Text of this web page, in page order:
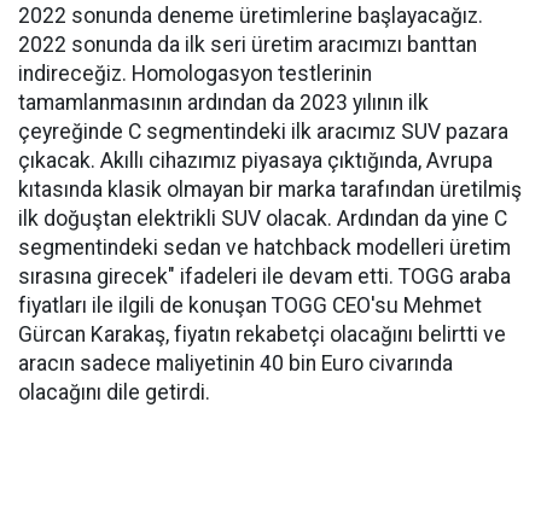
2022 sonunda deneme üretimlerine başlayacağız.
2022 sonunda da ilk seri üretim aracımızı banttan
indireceğiz. Homologasyon testlerinin
tamamlanmasının ardından da 2023 yılının ilk
çeyreğinde C segmentindeki ilk aracımız SUV pazara
çıkacak. Akıllı cihazımız piyasaya çıktığında, Avrupa
kıtasında klasik olmayan bir marka tarafından üretilmiş
ilk doğuştan elektrikli SUV olacak. Ardından da yine C
segmentindeki sedan ve hatchback modelleri üretim
sırasına girecek" ifadeleri ile devam etti. TOGG araba
fiyatları ile ilgili de konuşan TOGG CEO'su Mehmet
Gürcan Karakaş, fiyatın rekabetçi olacağını belirtti ve
aracın sadece maliyetinin 40 bin Euro civarında
olacağını dile getirdi.